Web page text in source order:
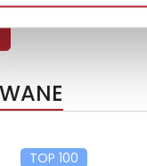
TOP 100